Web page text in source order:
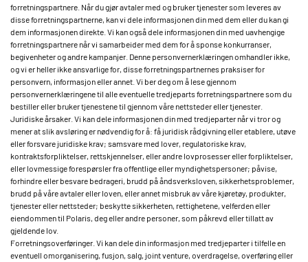
forretningspartnere. Når du gjør avtaler med og bruker tjenester som leveres av
disse forretningspartnerne, kan vi dele informasjonen din med dem eller du kan gi
dem informasjonen direkte. Vi kan også dele informasjonen din med uavhengige
forretningspartnere når vi samarbeider med dem for å sponse konkurranser,
begivenheter og andre kampanjer. Denne personvernerklæringen omhandler ikke,
og vi er heller ikke ansvarlige for, disse forretningspartnernes praksiser for
personvern, informasjon eller annet. Vi ber deg om å lese gjennom
personvernerklæringene til alle eventuelle tredjeparts forretningspartnere som du
bestiller eller bruker tjenestene til gjennom våre nettsteder eller tjenester.
Juridiske årsaker. Vi kan dele informasjonen din med tredjeparter når vi tror og
mener at slik avsløring er nødvendig for å: få juridisk rådgivning eller etablere, utøve
eller forsvare juridiske krav; samsvare med lover, regulatoriske krav,
kontraktsforpliktelser, rettskjennelser, eller andre lovprosesser eller forpliktelser,
eller lovmessige forespørsler fra offentlige eller myndighetspersoner; påvise,
forhindre eller besvare bedrageri, brudd på åndsverksloven, sikkerhetsproblemer,
brudd på våre avtaler eller loven, eller annet misbruk av våre kjøretøy, produkter,
tjenester eller nettsteder; beskytte sikkerheten, rettighetene, velferden eller
eiendommen til Polaris, deg eller andre personer, som påkrevd eller tillatt av
gjeldende lov.
Forretningsoverføringer. Vi kan dele din informasjon med tredjeparter i tilfelle en
eventuell omorganisering, fusjon, salg, joint venture, overdragelse, overføring eller